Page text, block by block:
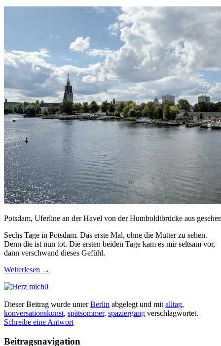
Potsdam, Uferline an der Havel von der Humboldtbrücke aus
Sechs Tage in Potsdam. Das erste Mal, ohne die Mutter zu sehen.
Denn die ist nun tot. Die ersten beiden Tage kam es mir seltsam vor,
dann verschwand dieses Gefühl.
Weiterlesen →
0
Dieser Beitrag wurde unterBerlin abgelegt und mit alltag,
konversationskunst, spätsommer, spaziergang verschlagwortet.
Schreibe eine Antwort
Beitragsnavigation